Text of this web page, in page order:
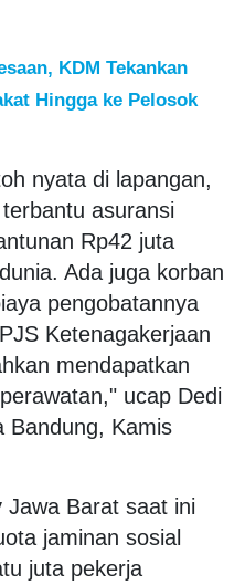
KDM Tekankan
Hingga ke Pelosok
nyata di lapangan,
asuransi
Rp42 juta
Ada juga korban
pengobatannya
Ketenagakerjaan
mendapatkan
ucap Dedi
Bandung, Kamis
Barat saat ini
jaminan sosial
juta pekerja